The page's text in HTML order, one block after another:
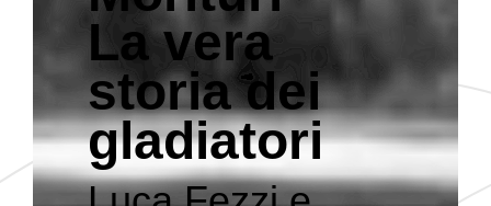
La vera
storia dei
gladiatori